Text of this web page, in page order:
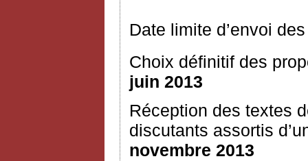
Date limite d’envoi
Choix définitif des
juin 2013
Réception des textes
discutants assortis
novembre 2013